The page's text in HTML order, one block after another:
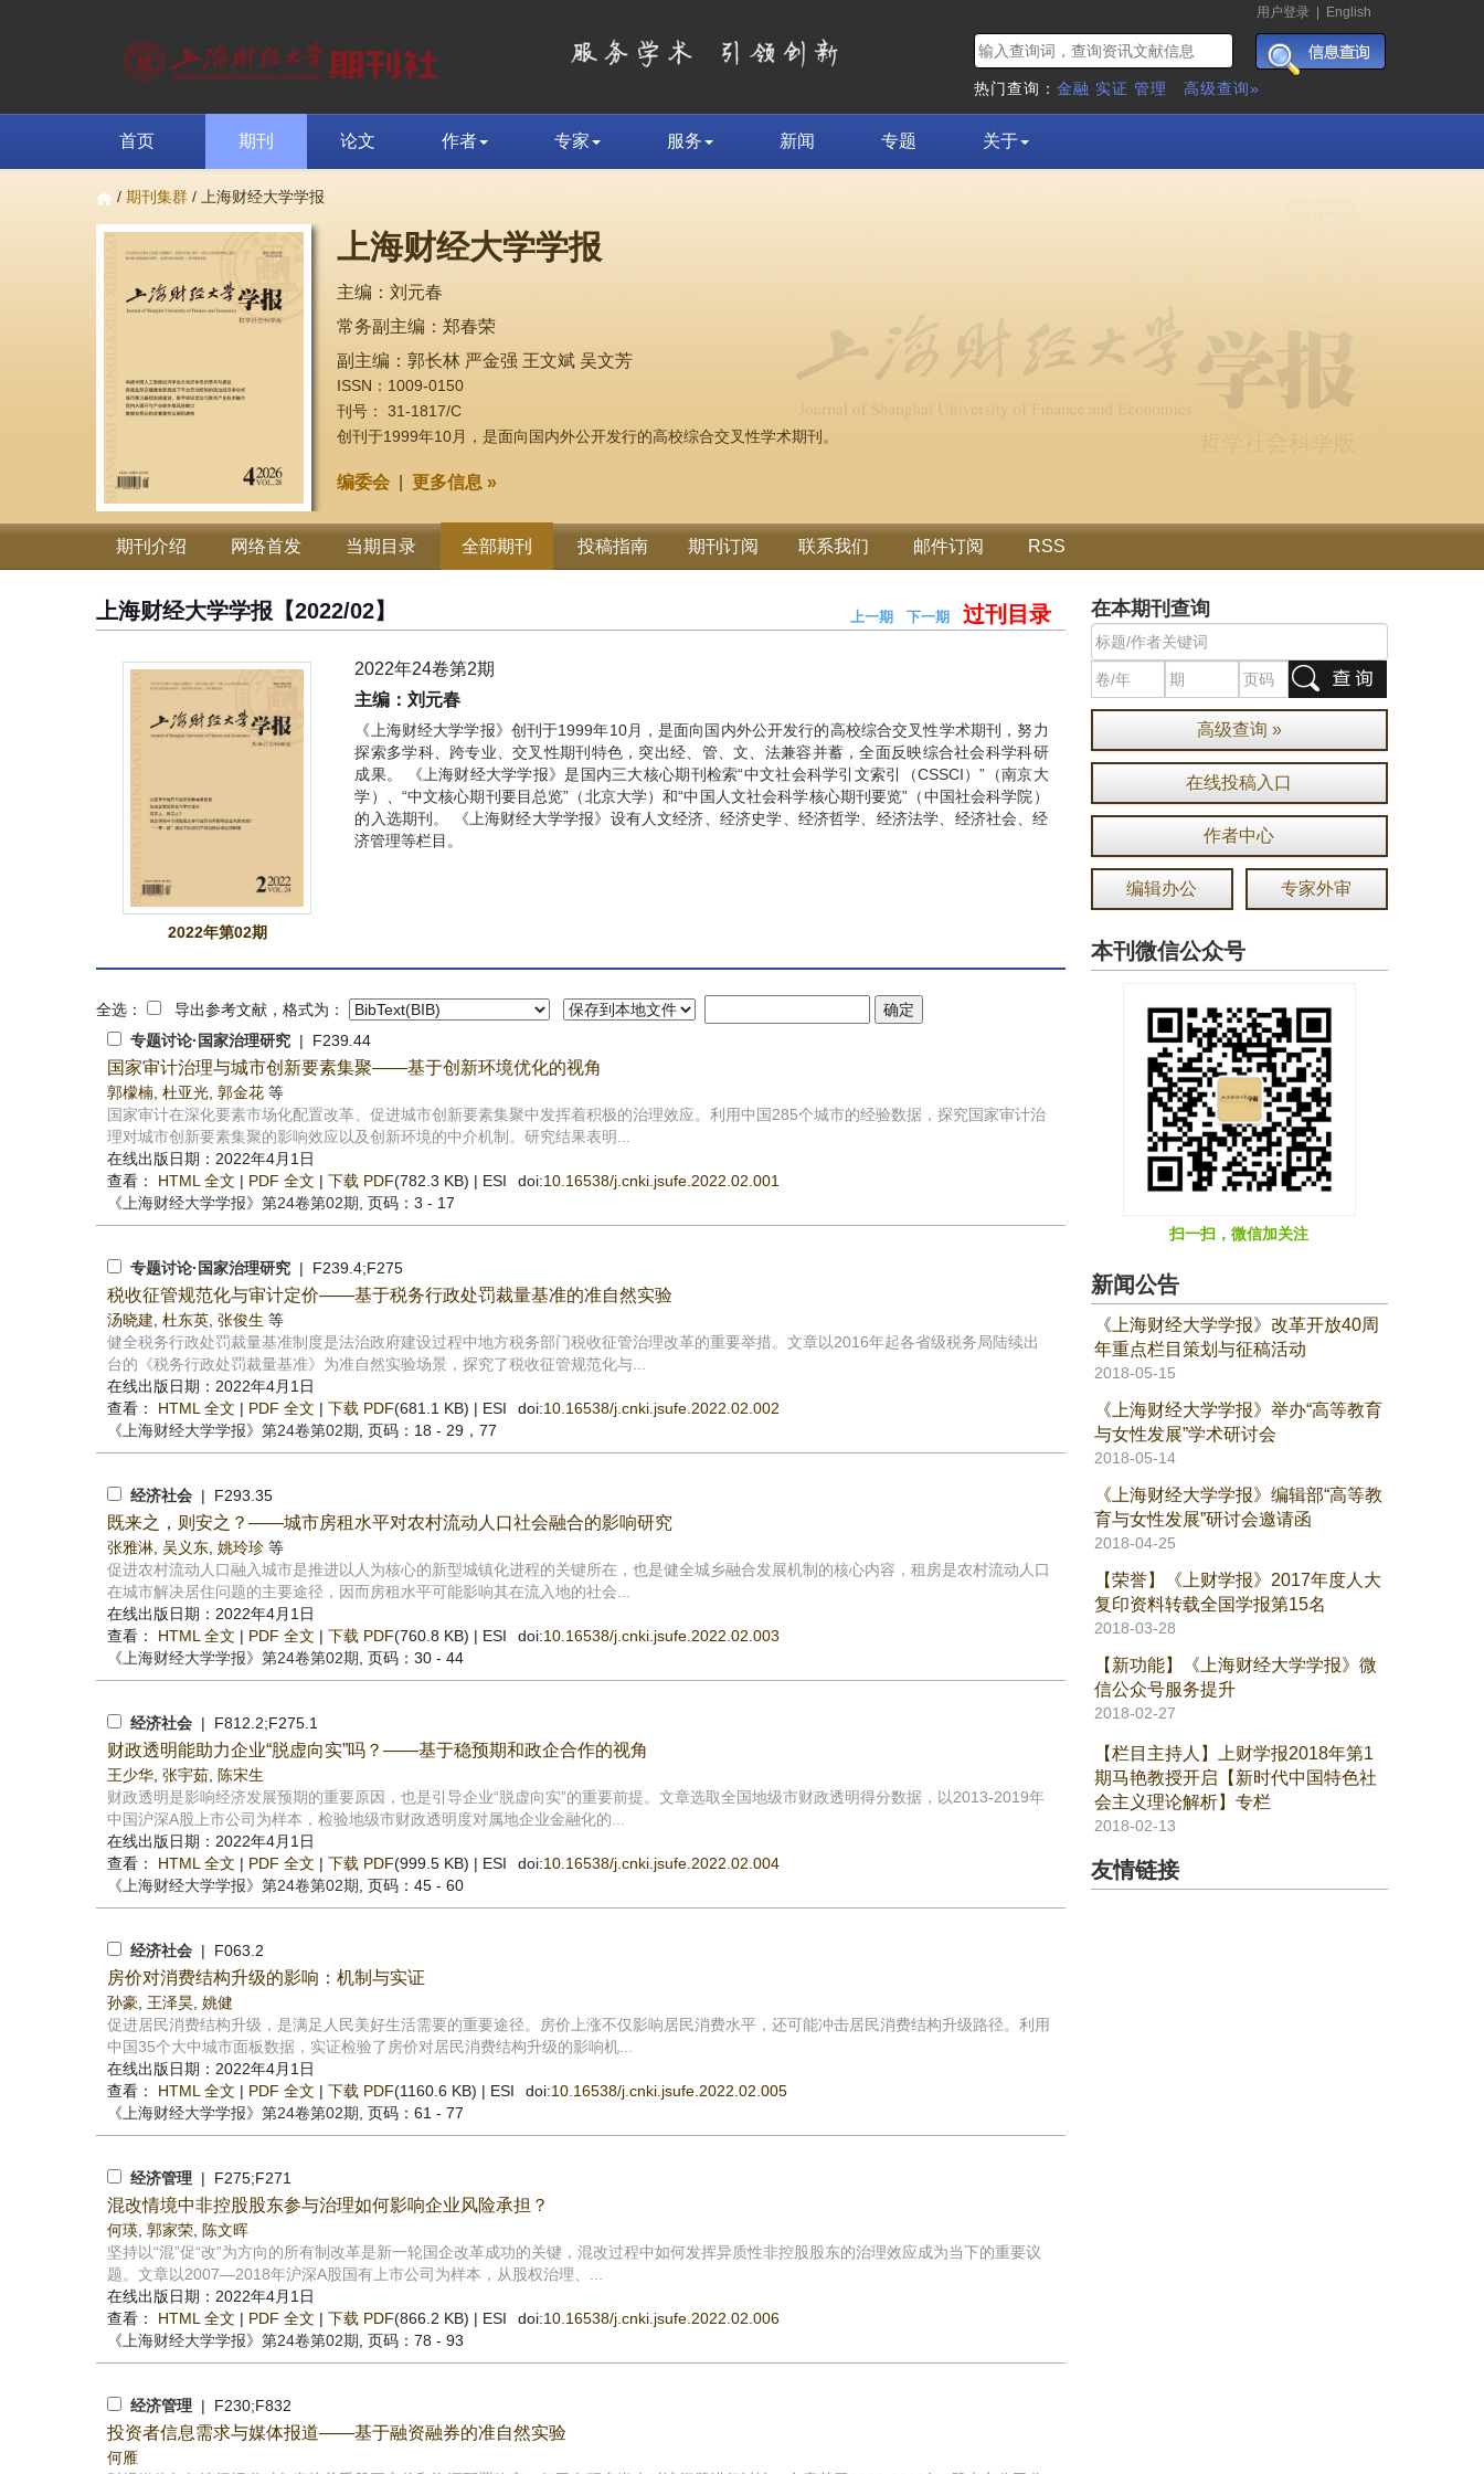
用户登录 English
热门查询： 金融 实证 管理 高级查询»
首页 期刊 论文 作者 专家 服务 新闻 专题 关于
/ 期刊集群 / 上海财经大学学报
上海财经大学学报
主编：刘元春
常务副主编：郑春荣
副主编：郭长林 严金强 王文斌 吴文芳
ISSN：1009-0150
刊号： 31-1817/C
创刊于1999年10月，是面向国内外公开发行的高校综合交叉性学术期刊。
编委会 更多信息 »
期刊介绍 网络首发 当期目录 全部期刊 投稿指南 期刊订阅 联系我们 邮件订阅 RSS
上海财经大学学报 【2022/02】 上一期 下一期过刊目录
2022年第02期
2022年24卷第2期
主编：刘元春
《上海财经大学学报》创刊于1999年10月，是面向国内外公开发行的高校综合交叉性学术期刊，努力
探索多学科、跨专业、交叉性期刊特色，突出经、管、文、法兼容并蓄，全面反映综合社会科学科研
成果。 《上海财经大学学报》是国内三大核心期刊检索“中文社会科学引文索引（CSSCI）”（南京大
学）、“中文核心期刊要目总览”（北京大学）和“中国人文社会科学核心期刊要览”（中国社会科学院）
的入选期刊。 《上海财经大学学报》设有人文经济、经济史学、经济哲学、经济法学、经济社会、经
济管理等栏目。
全选：
导出参考文献，格式为：
专题讨论·国家治理研究 | F239.44
国家审计治理与城市创新要素集聚——基于创新环境优化的视角
郭檬楠 杜亚光 郭金花 等
国家审计在深化要素市场化配置改革、促进城市创新要素集聚中发挥着积极的治理效应。利用中国285个城市的经验数据，探究国家审计治
理对城市创新要素集聚的影响效应以及创新环境的中介机制。研究结果表明...
在线出版日期：2022年4月1日
查看： HTML 全文 | PDF 全文 | 下载 PDF(782.3 KB) | ESI doi:10.16538/j.cnki.jsufe.2022.02.001
《上海财经大学学报》 第24卷第02期 , 页码：3 - 17
专题讨论·国家治理研究 | F239.4;F275
税收征管规范化与审计定价——基于税务行政处罚裁量基准的准自然实验
汤晓建 杜东英 张俊生 等
健全税务行政处罚裁量基准制度是法治政府建设过程中地方税务部门税收征管治理改革的重要举措。文章以2016年起各省级税务局陆续出
台的《税务行政处罚裁量基准》为准自然实验场景，探究了税收征管规范化与...
在线出版日期：2022年4月1日
查看： HTML 全文 | PDF 全文 | 下载 PDF(681.1 KB) | ESI doi:10.16538/j.cnki.jsufe.2022.02.002
《上海财经大学学报》 第24卷第02期 , 页码：18 - 29，77
经济社会 | F293.35
既来之，则安之？——城市房租水平对农村流动人口社会融合的影响研究
张雅淋 吴义东 姚玲珍 等
促进农村流动人口融入城市是推进以人为核心的新型城镇化进程的关键所在，也是健全城乡融合发展机制的核心内容，租房是农村流动人口
在城市解决居住问题的主要途径，因而房租水平可能影响其在流入地的社会...
在线出版日期：2022年4月1日
查看： HTML 全文 | PDF 全文 | 下载 PDF(760.8 KB) | ESI doi:10.16538/j.cnki.jsufe.2022.02.003
《上海财经大学学报》 第24卷第02期 , 页码：30 - 44
经济社会 | F812.2;F275.1
财政透明能助力企业“脱虚向实”吗？——基于稳预期和政企合作的视角
王少华 张宇茹 陈宋生
财政透明是影响经济发展预期的重要原因，也是引导企业“脱虚向实”的重要前提。文章选取全国地级市财政透明得分数据，以2013-2019年
中国沪深A股上市公司为样本，检验地级市财政透明度对属地企业金融化的...
在线出版日期：2022年4月1日
查看： HTML 全文 | PDF 全文 | 下载 PDF(999.5 KB) | ESI doi:10.16538/j.cnki.jsufe.2022.02.004
《上海财经大学学报》 第24卷第02期 , 页码：45 - 60
经济社会 | F063.2
房价对消费结构升级的影响：机制与实证
孙豪 王泽昊 姚健
促进居民消费结构升级，是满足人民美好生活需要的重要途径。房价上涨不仅影响居民消费水平，还可能冲击居民消费结构升级路径。利用
中国35个大中城市面板数据，实证检验了房价对居民消费结构升级的影响机...
在线出版日期：2022年4月1日
查看： HTML 全文 | PDF 全文 | 下载 PDF(1160.6 KB) | ESI doi:10.16538/j.cnki.jsufe.2022.02.005
《上海财经大学学报》 第24卷第02期 , 页码：61 - 77
经济管理 | F275;F271
混改情境中非控股股东参与治理如何影响企业风险承担？
何瑛 郭家荣 陈文晖
坚持以“混”促“改”为方向的所有制改革是新一轮国企改革成功的关键，混改过程中如何发挥异质性非控股股东的治理效应成为当下的重要议
题。文章以2007—2018年沪深A股国有上市公司为样本，从股权治理、...
在线出版日期：2022年4月1日
查看： HTML 全文 | PDF 全文 | 下载 PDF(866.2 KB) | ESI doi:10.16538/j.cnki.jsufe.2022.02.006
《上海财经大学学报》 第24卷第02期 , 页码：78 - 93
经济管理 | F230;F832
投资者信息需求与媒体报道——基于融资融券的准自然实验
何雁
在本期刊查询
高级查询 »
在线投稿入口
作者中心
编辑办公 专家外审
本刊微信公众号
扫一扫，微信加关注
新闻公告
《上海财经大学学报》改革开放40周
年重点栏目策划与征稿活动
2018-05-15
《上海财经大学学报》举办“高等教育
与女性发展”学术研讨会
2018-05-14
《上海财经大学学报》编辑部“高等教
育与女性发展”研讨会邀请函
2018-04-25
【荣誉】《上财学报》2017年度人大
复印资料转载全国学报第15名
2018-03-28
【新功能】《上海财经大学学报》微
信公众号服务提升
2018-02-27
【栏目主持人】上财学报2018年第1
期马艳教授开启【新时代中国特色社
会主义理论解析】专栏
2018-02-13
友情链接